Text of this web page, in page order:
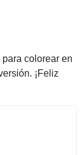
colorear en
¡Feliz